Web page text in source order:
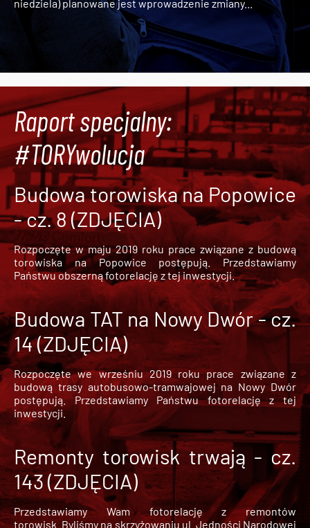
niedziela) planowane jest wprowadzenie zmiany...
Raport specjalny:
#TORYwolucja
Budowa torowiska na Popowice
- cz. 8 (ZDJĘCIA)
Rozpoczęte w maju 2019 roku prace związane z budową
torowiska na Popowice
postępują. Przedstawiamy
Państwu obszerną fotorelację z tej inwestycji.
Budowa TAT na Nowy Dwór - cz.
14 (ZDJĘCIA)
Rozpoczęte we wrześniu 2019 roku prace związane z
budową trasy autobusowo-tramwajowej na Nowy Dwór
postępują. Przedstawiamy Państwu fotorelację z tej
inwestycji.
Remonty torowisk trwają - cz.
143 (ZDJĘCIA)
Przedstawiamy Wam fotorelację z remontów
torowisk. Byliśmy na skrzyżowaniu ul. Jedności Narodowej